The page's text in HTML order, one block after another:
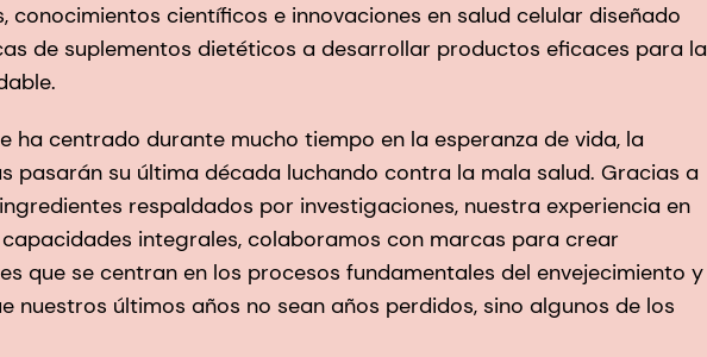
conocimientos científicos e innovaciones en salud celular diseñado
de suplementos dietéticos a desarrollar productos eficaces para la
ha centrado durante mucho tiempo en la esperanza de vida, la
pasarán su última década luchando contra la mala salud. Gracias a
respaldados por investigaciones, nuestra experiencia en
integrales, colaboramos con marcas para crear
que se centran en los procesos fundamentales del envejecimiento y
nuestros últimos años no sean años perdidos, sino algunos de los